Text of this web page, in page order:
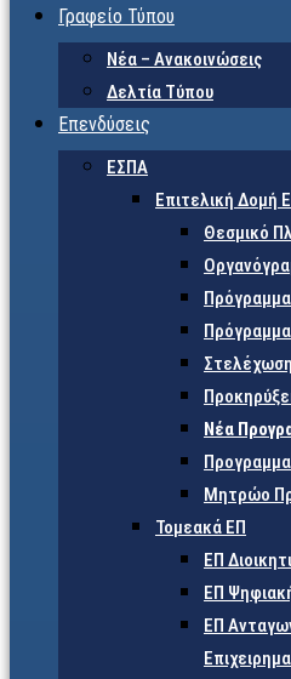
Γραφείο Τύπου
Νέα – Ανακοινώσεις
Δελτία Τύπου
Επενδύσεις
ΕΣΠΑ
Επιτελική Δομή
Θεσμικό
Νέα
Μητρώο
Τομεακά ΕΠ
ΕΠ
ΕΠ
ΕΠ